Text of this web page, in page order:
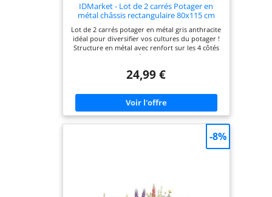
IDMarket - Lot de 2 carrés Potager en
métal châssis rectangulaire 80x115 cm
Gris Anthracite
Lot de 2 carrés potager en métal gris anthracite
idéal pour diversifier vos cultures du potager !
Structure en métal avec renfort sur les 4 côtés
des potagers en métal pour une meilleure
cultiver ! Coloris anthracite tendance et
résistante- lits de jardin en métal gris
anthracite pour fleurs, aromes, légumes
Dimensions globales : L.115 x l. 160 x H. 20 cm -
Dim. bac : L. 115 x l. 80 x H. 20 cm
24,99 €
-8%